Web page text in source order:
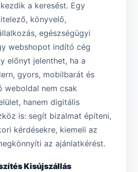
a keresést. Egy
könyvelő,
egészségügyi
webshopot indító cég
előnyt jelenthet, ha a
gyors, mobilbarát és
weboldal nem csak
hanem digitális
is: segít bizalmat építeni,
kérdésekre, kiemeli az
az ajánlatkérést.
Kisújszállás